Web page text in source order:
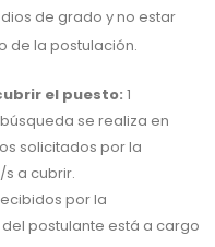
de grado y no estar
de la postulación.
el puesto: 1
se realiza en
solicitados por la
a cubrir.
por la
postulante está a cargo